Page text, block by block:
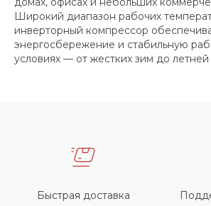
Широкий диапазон рабочих
инверторный компрессор
энергосбережение и стабильную
условиях — от жестких зим до
Быстрая доставка